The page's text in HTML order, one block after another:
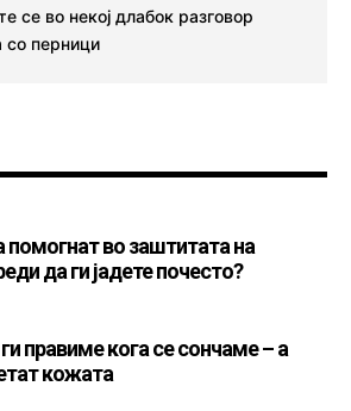
се во некој длабок разговор
со перници
во заштитата на
да ги јадете почесто?
правиме кога се сончаме – а
кожата